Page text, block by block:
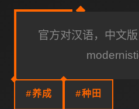
官方对汉语，中文版
#养成 #种田